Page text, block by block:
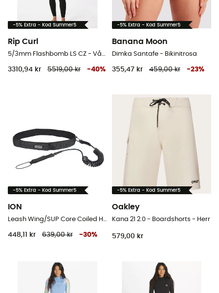
-5% Extra - Kod Summer5
Rip Curl
3310,94 kr 5519,00 kr -40%
-5% Extra - Kod Summer5
Banana Moon
Dimka Santafe - Bikinitrosa
355,47 kr 459,00 kr -23%
-5% Extra - Kod Summer5
ION
448,11 kr 639,00 kr -30%
-5% Extra - Kod Summer5
Oakley
Kana 21 2.0 - Boardshorts - Herr
579,00 kr